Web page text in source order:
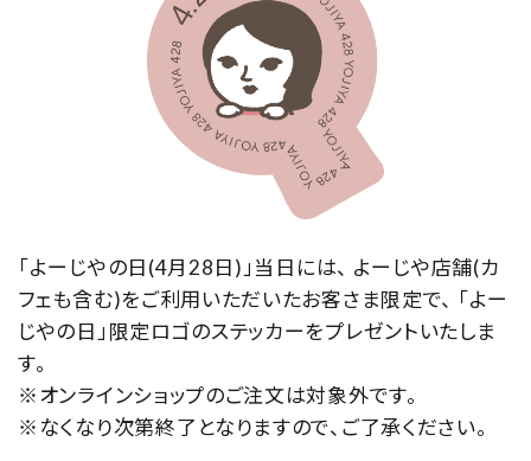
「よーじやの日(4月28日)」当日には、 よーじや店舗(カ
フェも含む)をご利用いただいたお客さま限定で、 「よー
じやの日」限定ロゴのステッカーをプレゼントいたしま
す。
※オンラインショップのご注文は対象外です。
※なくなり次第終了となりますので、ご了承ください。